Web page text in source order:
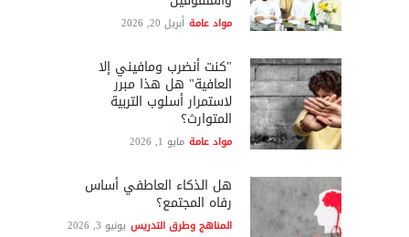
مواد عامة أبريل 20, 2026
"كنت أنضرب ومافيني إلا
العافية" هل هذا مبرر
لاستمرار أسلوب التربية
المتوارث؟
مواد عامة مايو 1, 2026
هل الذكاء العاطفي أساس
رفاه المجتمع؟
المناهج وطرق التدريس يونيو 3, 2026